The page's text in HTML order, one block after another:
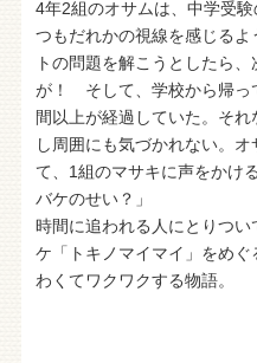
4年2組のオサムは、中学受
つもだれかの視線を感じる
トの問題を解こうとしたら
が！ そして、学校から帰っ
間以上が経過していた。そ
し周囲にも気づかれない。
て、1組のマサキに声をかけ
バケのせい？」
時間に追われる人にとりつ
ケ「トキノマイマイ」をめぐ
わくてワクワクする物語。